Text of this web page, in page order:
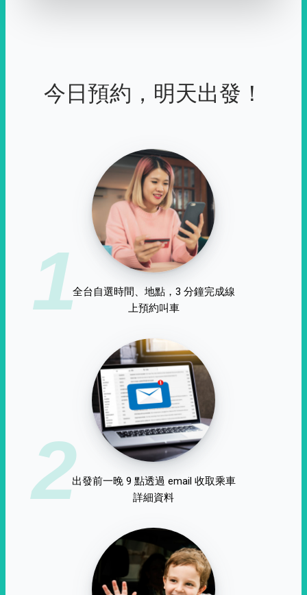
今日預約，明天出發！
1全台自選時間、地點，3 分鐘完成線
上預約叫車
2出發前一晚 9 點透過 email 收取乘車
詳細資料